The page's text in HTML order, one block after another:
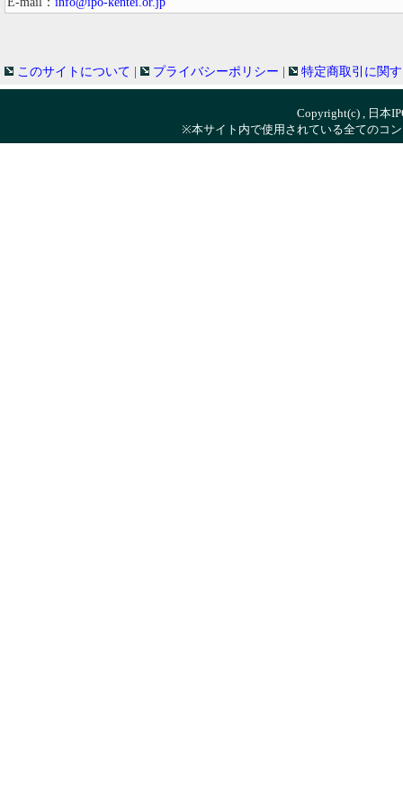
このサイトについて | プライバシーポリシー | 特定商取引に関
Copyright(c) , 日本
※本サイト内で使用されている全てのコ